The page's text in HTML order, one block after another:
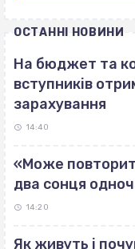
ОСТАННІ НОВИНИ
На бюджет та
вступників
зарахування
14:40
«Може
два сонця
14:20
Як живуть і